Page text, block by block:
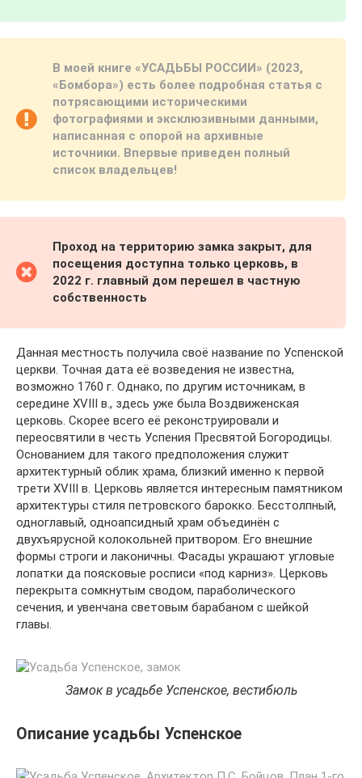
В моей книге «УСАДЬБЫ РОССИИ» (2023,
«Бомбора») есть более подробная статья с
потрясающими историческими
фотографиями и эксклюзивными данными,
написанная с опорой на архивные
источники. Впервые приведен полный
список владельцев!
Проход на территорию замка закрыт, для
посещения доступна только церковь, в
2022 г. главный дом перешел в частную
собственность
Данная местность получила своё название по Успенской
церкви. Точная дата её возведения не известна,
возможно 1760 г. Однако, по другим источникам, в
середине XVIII в., здесь уже была Воздвиженская
церковь. Скорее всего её реконструировали и
переосвятили в честь Успения Пресвятой Богородицы.
Основанием для такого предположения служит
архитектурный облик храма, близкий именно к первой
трети XVIII в. Церковь является интересным памятником
архитектуры стиля петровского барокко. Бесстолпный,
одноглавый, одноапсидный храм объединён с
двухъярусной колокольней притвором. Его внешние
формы строги и лаконичны. Фасады украшают угловые
лопатки да поясковые росписи «под карниз». Церковь
перекрыта сомкнутым сводом, параболического
сечения, и увенчана световым барабаном с шейкой
главы.
Замок в усадьбе Успенское, вестибюль
Описание усадьбы Успенское